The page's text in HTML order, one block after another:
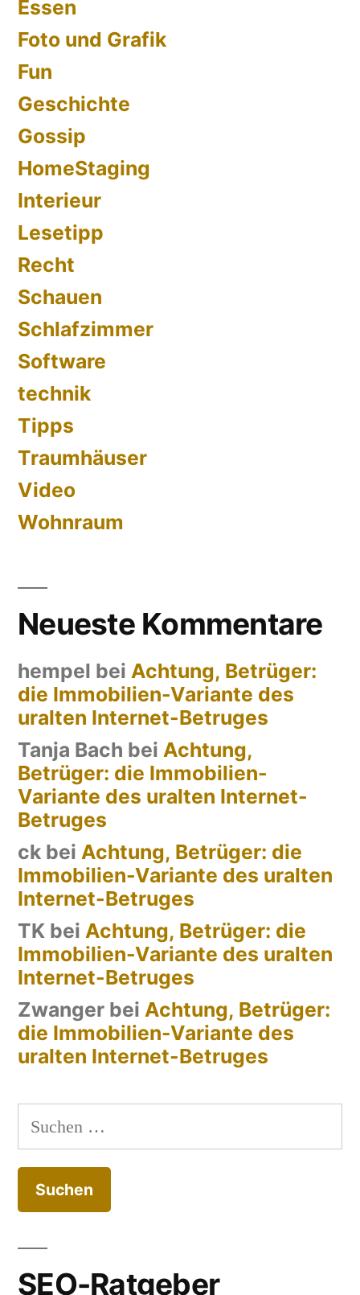
Essen
Foto und Grafik
Fun
Geschichte
Gossip
HomeStaging
Interieur
Lesetipp
Recht
Schauen
Schlafzimmer
Software
technik
Tipps
Traumhäuser
Video
Wohnraum
Neueste Kommentare
hempel bei Achtung, Betrüger:
die Immobilien-Variante des
uralten Internet-Betruges
Tanja Bach bei Achtung,
Betrüger: die Immobilien-
Variante des uralten Internet-
Betruges
ck bei Achtung, Betrüger: die
Immobilien-Variante des uralten
Internet-Betruges
TK bei Achtung, Betrüger: die
Immobilien-Variante des uralten
Internet-Betruges
Zwanger bei Achtung, Betrüger:
die Immobilien-Variante des
uralten Internet-Betruges
Suchen
nach:
SEO-Ratgeber